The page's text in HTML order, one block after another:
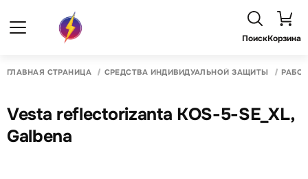
ПоискКорзина
ГЛАВНАЯ СТРАНИЦА СРЕДСТВА ИНДИВИДУАЛЬНОЙ ЗАЩИТЫ
Vesta reflectorizanta KOS-5-SE_XL,
Galbena